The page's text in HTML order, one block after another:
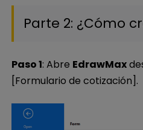
Parte 2: ¿Cómo
Paso 1: Abre EdrawMax
[Formulario de cotización].